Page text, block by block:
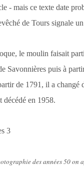
- mais ce texte date
de Tours signale
le moulin faisait
Savonnières puis à
de 1791, il a changé
décédé en 1958.
des années 50